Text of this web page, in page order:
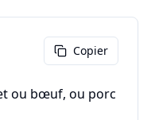
Copier
ou bœuf, ou porc